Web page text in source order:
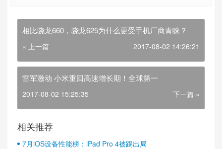
相比骁龙660，骁龙625为什么更受手机厂商青睐？
« 上一篇 2017-08-02 14:26:21
雷军激动 小米重回高速增长期！全球第一
2017-08-02 15:25:35 下一篇 »
相关推荐
7月iOS设备性能榜：iPad Pro 4被踢出局